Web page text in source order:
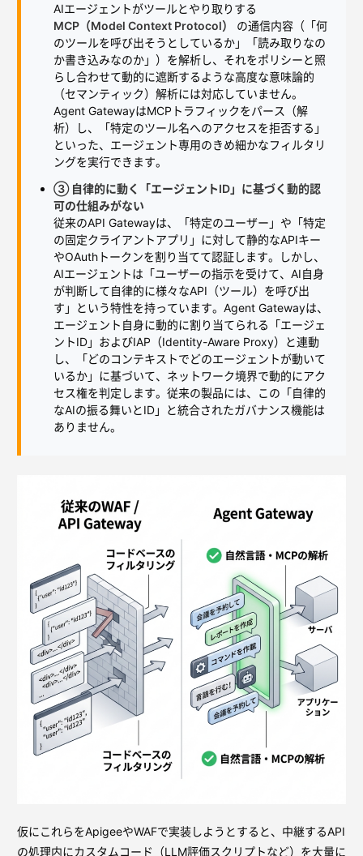
AIエージェントがツールとやり取りする
MCP（Model Context Protocol）
の通信内容（「何
のツールを呼び出そうとしているか」「読み取りなの
か書き込みなのか」）を解析し、それをポリシーと照
らし合わせて動的に遮断するような高度な意味論的
（セマンティック）解析には対応していません。
Agent GatewayはMCPトラフィックをパース（解
析）し、「特定のツール名へのアクセスを拒否する」
といった、エージェント専用のきめ細かなフィルタリ
ングを実行できます。
③ 自律的に動く「エージェントID」に基づく動的認
可の仕組みがない
従来のAPI Gatewayは、「特定のユーザー」や「特定
の固定クライアントアプリ」に対して静的なAPIキー
やOAuthトークンを割り当てて認証します。しかし、
AIエージェントは「ユーザーの指示を受けて、AI自身
が判断して自律的に様々なAPI（ツール）を呼び出
す」という特性を持っています。Agent Gatewayは、
エージェント自身に動的に割り当てられる「エージェ
ントID」およびIAP（Identity-Aware Proxy）と連動
し、「どのコンテキストでどのエージェントが動いて
いるか」に基づいて、ネットワーク境界で動的にアク
セス権を判定します。従来の製品には、この「自律的
なAIの振る舞いとID」と統合されたガバナンス機能は
ありません。
仮にこれらをApigeeやWAFで実装しようとすると、中継するAPI
の処理内にカスタムコード（LLM評価スクリプトなど）を大量に